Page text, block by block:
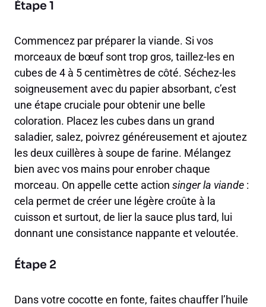
Étape 1
Commencez par préparer la viande. Si vos
morceaux de bœuf sont trop gros, taillez-les en
cubes de 4 à 5 centimètres de côté. Séchez-les
soigneusement avec du papier absorbant, c’est
une étape cruciale pour obtenir une belle
coloration. Placez les cubes dans un grand
saladier, salez, poivrez généreusement et ajoutez
les deux cuillères à soupe de farine. Mélangez
bien avec vos mains pour enrober chaque
morceau. On appelle cette action singer la viande :
cela permet de créer une légère croûte à la
cuisson et surtout, de lier la sauce plus tard, lui
donnant une consistance nappante et veloutée.
Étape 2
Dans votre cocotte en fonte, faites chauffer l’huile